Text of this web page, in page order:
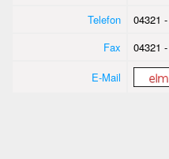
Telefon
04321
Fax
04321
E-Mail